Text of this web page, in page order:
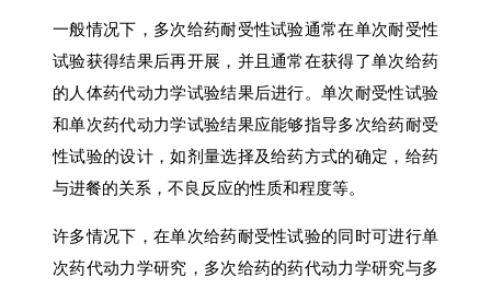
一般情况下，多次给药耐受性试验通常在单次耐受性
试验获得结果后再开展，并且通常在获得了单次给药
的人体药代动力学试验结果后进行。单次耐受性试验
和单次药代动力学试验结果应能够指导多次给药耐受
性试验的设计，如剂量选择及给药方式的确定，给药
与进餐的关系，不良反应的性质和程度等。
许多情况下，在单次给药耐受性试验的同时可进行单
次药代动力学研究，多次给药的药代动力学研究与多